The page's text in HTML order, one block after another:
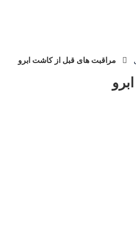
مراقبت های قبل از کاشت ابرو